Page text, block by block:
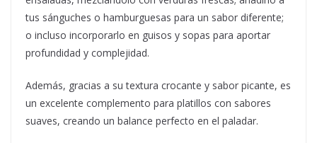
tus sánguches o hamburguesas para un sabor diferente;
o incluso incorporarlo en guisos y sopas para aportar
profundidad y complejidad.
Además, gracias a su textura crocante y sabor picante, es
un excelente complemento para platillos con sabores
suaves, creando un balance perfecto en el paladar.